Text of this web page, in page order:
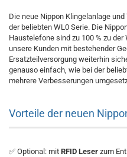
Die neue Nippon Klingelanlage
der beliebten WL0 Serie. Die
Haustelefone sind zu 100 % zu
unsere Kunden mit bestehender
Ersatzteilversorgung weiterhin
genauso einfach, wie bei der
mehrere Verbesserungen
Vorteile der neuen
✅ Optional: mit RFID Leser zum